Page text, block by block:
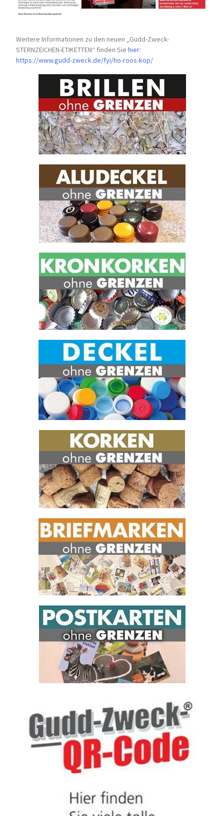
Weitere Informationen zu den neuen „Gudd-Zweck-
STERNZEICHEN-ETIKETTEN“ finden Siehier:
https://www.gudd-zweck.de/fyi/ho-roos-kop/